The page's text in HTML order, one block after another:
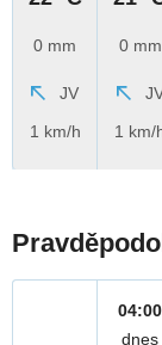
0 mm
JV
1 km/h
0 mm
1 km/
04:00
dnes